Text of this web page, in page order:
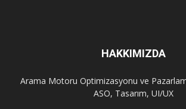
HAKKIMIZDA
Arama Motoru Optimizasyonu ve
ASO, Tasarım, UI/UX